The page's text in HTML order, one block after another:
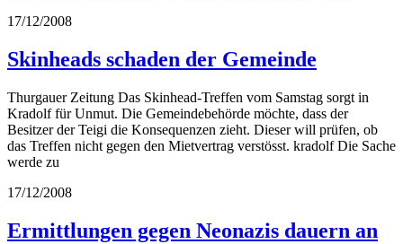
17/12/2008
Skinheads schaden der Gemeinde
Thurgauer Zeitung Das Skinhead-Treffen vom Samstag sorgt in
Kradolf für Unmut. Die Gemeindebehörde möchte, dass der
Besitzer der Teigi die Konsequenzen zieht. Dieser will prüfen, ob
das Treffen nicht gegen den Mietvertrag verstösst. kradolf Die Sache
werde zu
17/12/2008
Ermittlungen gegen Neonazis dauern an